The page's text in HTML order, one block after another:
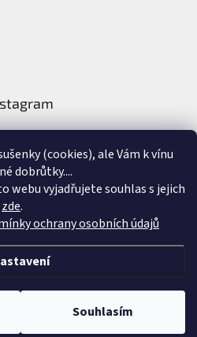
(cookies), ale Vám k vínu
dobrůtky....
webu vyjadřujete souhlas s jejich
zde.
ochrany osobních údajů
Souhlasím
na Instagramu
&
. Všechna práva vyhrazena.